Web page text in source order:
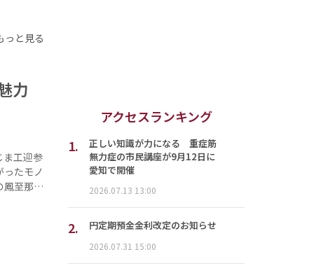
っと見る
力
工迎参
たモノ
鳳至那…
アクセスランキング
1.
正しい知識が力になる 重症筋
無力症の市民講座が9月12日に
愛知で開催
2026.07.13 13:00
2. 円定期預金金利改定のお知らせ
2026.07.31 15:00